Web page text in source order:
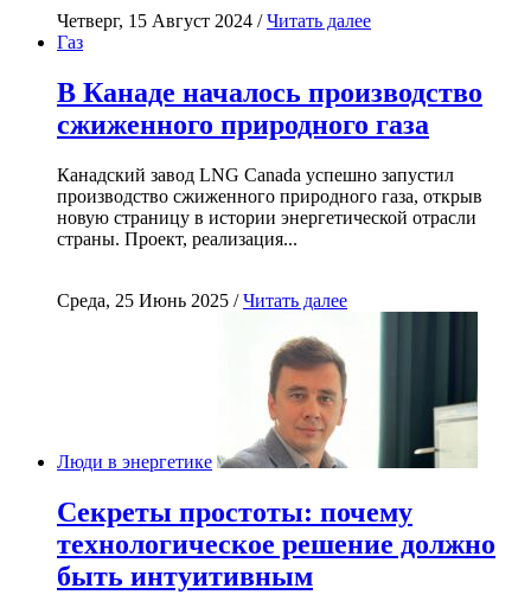
Четверг, 15 Август 2024 /Читать далее
Газ
В Канаде началось производство
сжиженного природного газа
Канадский завод LNG Canada успешно запустил
производство сжиженного природного газа, открыв
новую страницу в истории энергетической отрасли
страны. Проект, реализация...
Среда, 25 Июнь 2025 /Читать далее
Люди в энергетике
Секреты простоты: почему
технологическое решение должно
быть интуитивным